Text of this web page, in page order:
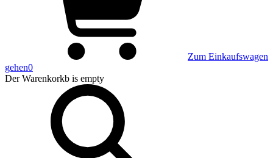
Zum Einkaufswagen
gehen0
Der Warenkorkb is empty